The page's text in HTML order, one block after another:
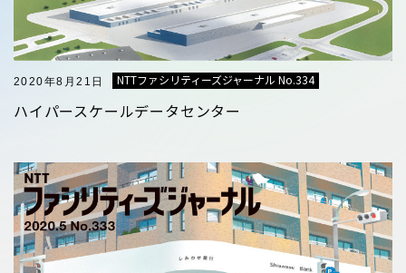
2020年8月21日 NTTファシリティーズジャーナル No.334
ハイパースケールデータセンター